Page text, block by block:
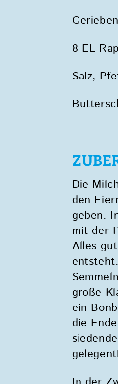
8 EL
Salz,
Die
den
geben.
mit der
Alles
große
ein
die